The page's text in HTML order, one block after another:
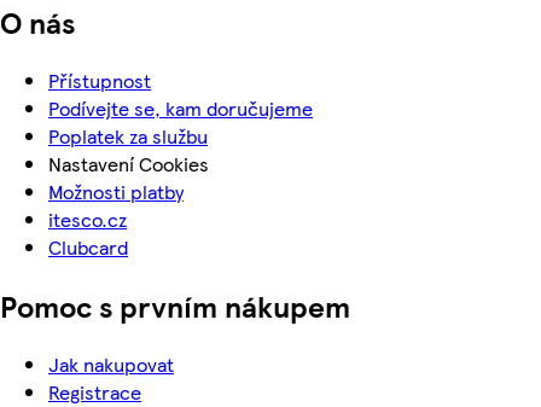
O nás
Přístupnost
Podívejte se, kam doručujeme
Poplatek za službu
Nastavení Cookies
Možnosti platby
itesco.cz
Clubcard
Pomoc s prvním nákupem
Jak nakupovat
Registrace